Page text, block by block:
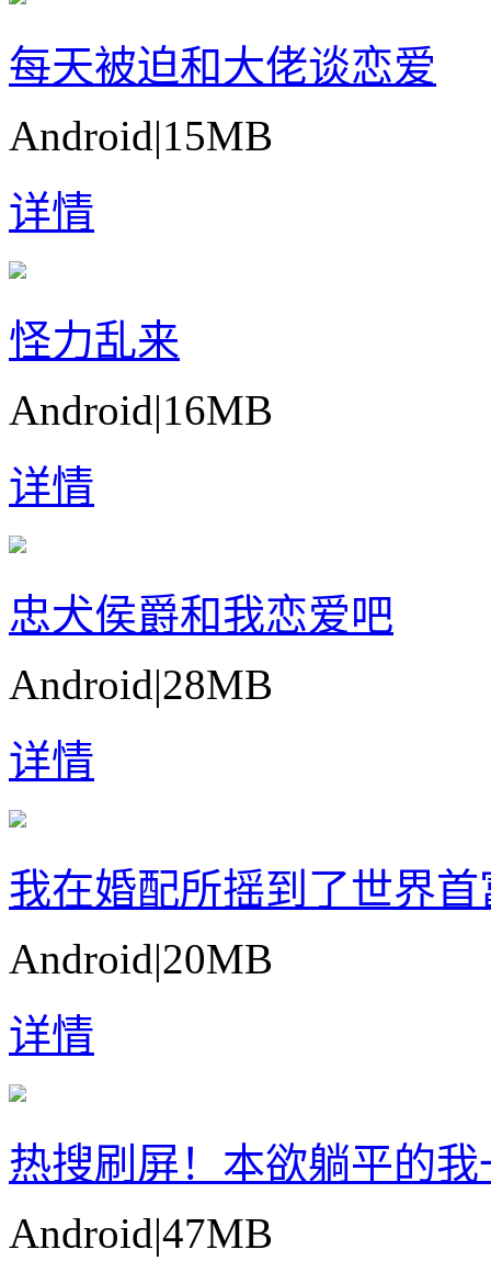
每天被迫和大佬谈恋爱
Android|15MB
详情
怪力乱来
Android|16MB
详情
忠犬侯爵和我恋爱吧
Android|28MB
详情
我在婚配所摇到了世界首
Android|20MB
详情
热搜刷屏！本欲躺平的
Android|47MB